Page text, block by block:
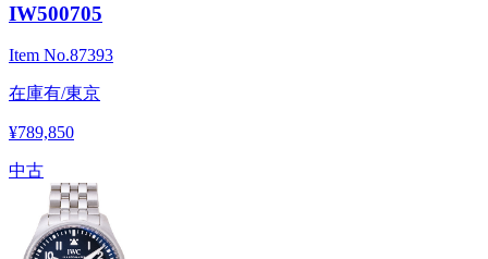
IW500705
Item No.87393
在庫有/東京
¥789,850
中古